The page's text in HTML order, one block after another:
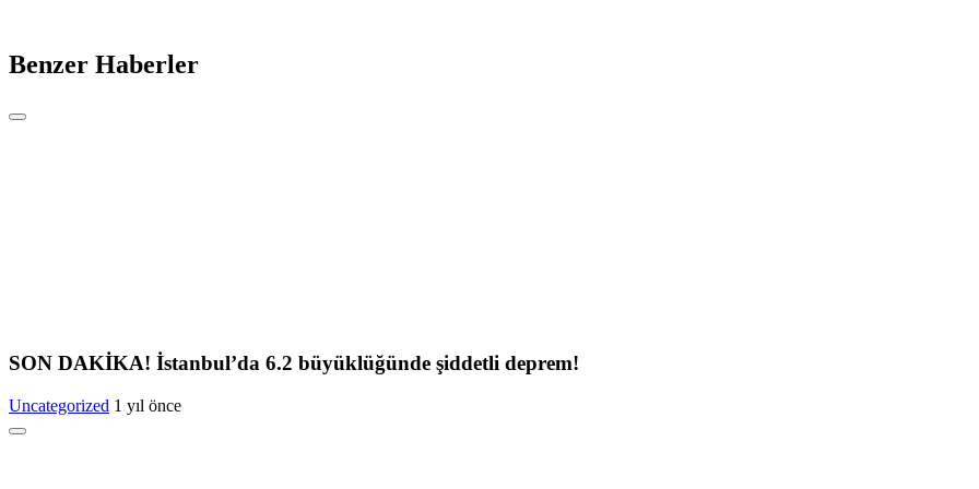
Benzer Haberler
SON DAKİKA! İstanbul’da 6.2 büyüklüğünde şiddetli deprem!
Uncategorized 1 yıl önce